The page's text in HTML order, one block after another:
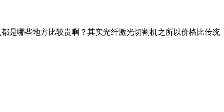
是哪些地方比较贵啊？其实光纤激光切割机之所以价格比传统